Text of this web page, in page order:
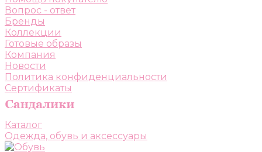
Вопрос - ответ
Бренды
Коллекции
Готовые образы
Компания
Новости
Политика конфиденциальности
Сертификаты
Каталог
Одежда, обувь и аксессуары